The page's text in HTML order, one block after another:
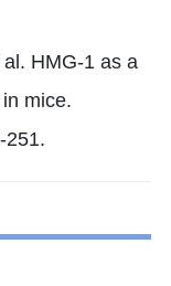
HMG-1 as a
mice.
251.